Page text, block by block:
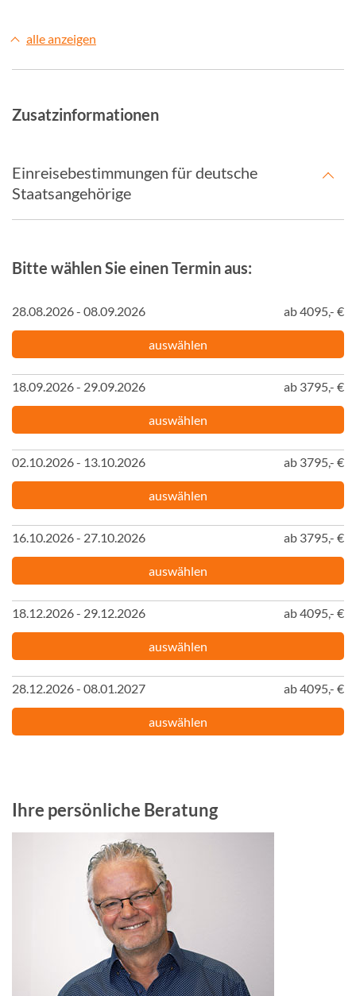
alle anzeigen
Zusatzinformationen
Einreisebestimmungen für deutsche
Staatsangehörige
Bitte wählen Sie einen Termin aus:
28.08.2026 - 08.09.2026 ab 4095,- €
auswählen
18.09.2026 - 29.09.2026 ab 3795,- €
auswählen
02.10.2026 - 13.10.2026 ab 3795,- €
auswählen
16.10.2026 - 27.10.2026 ab 3795,- €
auswählen
18.12.2026 - 29.12.2026 ab 4095,- €
auswählen
28.12.2026 - 08.01.2027 ab 4095,- €
auswählen
Ihre persönliche Beratung